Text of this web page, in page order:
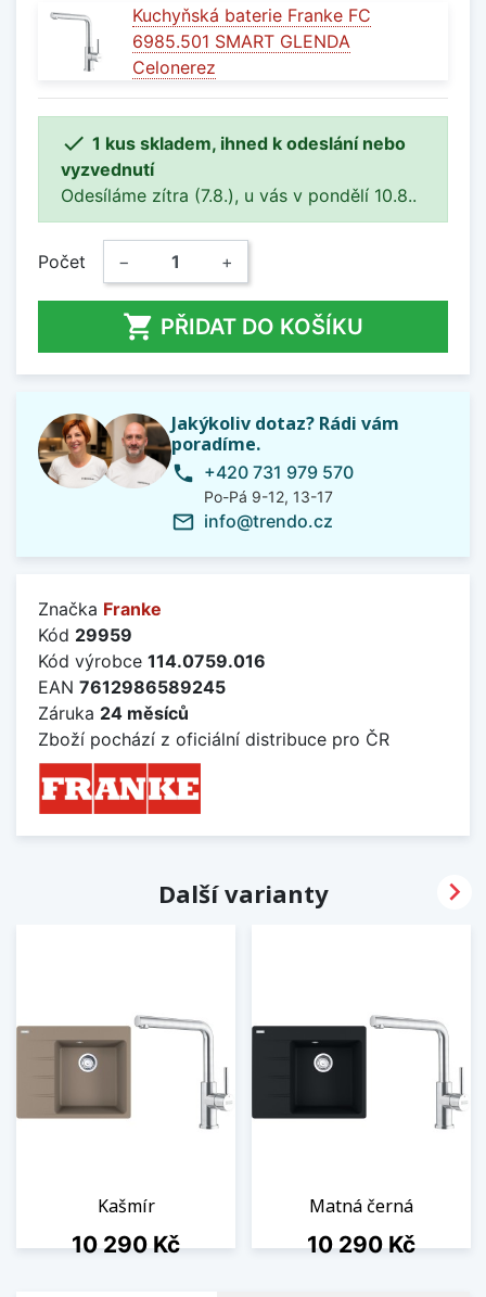
Kuchyňská baterie Franke FC
6985.501 SMART GLENDA
Celonerez
 1 kus skladem, ihned k odeslání nebo
vyzvednutí
Odesíláme zítra (7.8.), u vás v pondělí 10.8..
Počet − +
 PŘIDAT DO KOŠÍKU
Jakýkoliv dotaz? Rádi vám
poradíme.
phone +420 731 979 570
Po-Pá 9-12, 13-17
mail_outline info@trendo.cz
Značka Franke
Kód 29959
Kód výrobce 114.0759.016
EAN 7612986589245
Záruka 24 měsíců
Zboží pochází z oficiální distribuce pro ČR
Další varianty
Kašmír
Cena
10 290 Kč
Matná černá
Cena
10 290 Kč
